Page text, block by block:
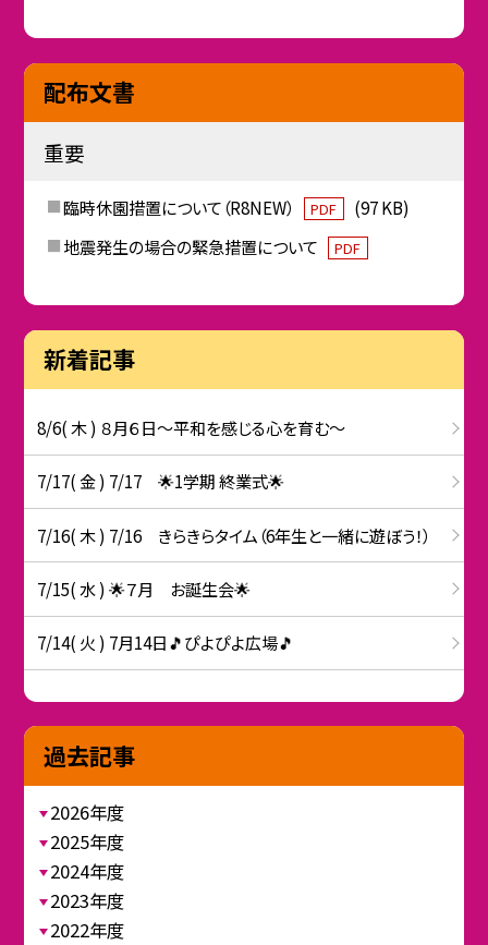
配布文書
重要
臨時休園措置について（R8NEW） PDF
(97 KB)
地震発生の場合の緊急措置について
PDF
新着記事
8/6( 木 ) ８月６日～平和を感じる心を育む～
7/17( 金 ) 7/17 🌟1学期 終業式🌟
7/16( 木 ) 7/16 きらきらタイム（6年生と一緒に遊ぼう！）
7/15( 水 ) 🌟７月 お誕生会🌟
7/14( 火 ) 7月14日🎵ぴよぴよ広場🎵
過去記事
2026年度
2025年度
2024年度
2023年度
2022年度